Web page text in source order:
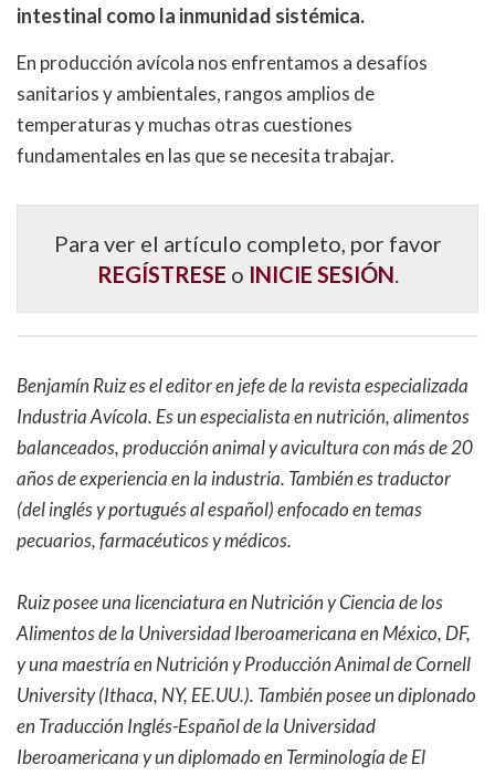
intestinal como la inmunidad sistémica.
En producción avícola nos enfrentamos a desafíos
sanitarios y ambientales, rangos amplios de
temperaturas y muchas otras cuestiones
fundamentales en las que se necesita trabajar.
Para ver el artículo completo, por favor
REGÍSTRESE o INICIE SESIÓN.
Benjamín Ruiz es el editor en jefe de la revista especializada
Industria Avícola. Es un especialista en nutrición, alimentos
balanceados, producción animal y avicultura con más de 20
años de experiencia en la industria. También es traductor
(del inglés y portugués al español) enfocado en temas
pecuarios, farmacéuticos y médicos.
Ruiz posee una licenciatura en Nutrición y Ciencia de los
Alimentos de la Universidad Iberoamericana en México, DF,
y una maestría en Nutrición y Producción Animal de Cornell
University (Ithaca, NY, EE.UU.). También posee un diplonado
en Traducción Inglés-Español de la Universidad
Iberoamericana y un diplomado en Terminología de El